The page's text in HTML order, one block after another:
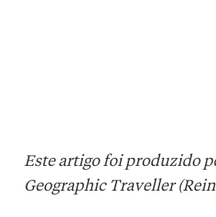
Este artigo foi produzido
Geographic Traveller